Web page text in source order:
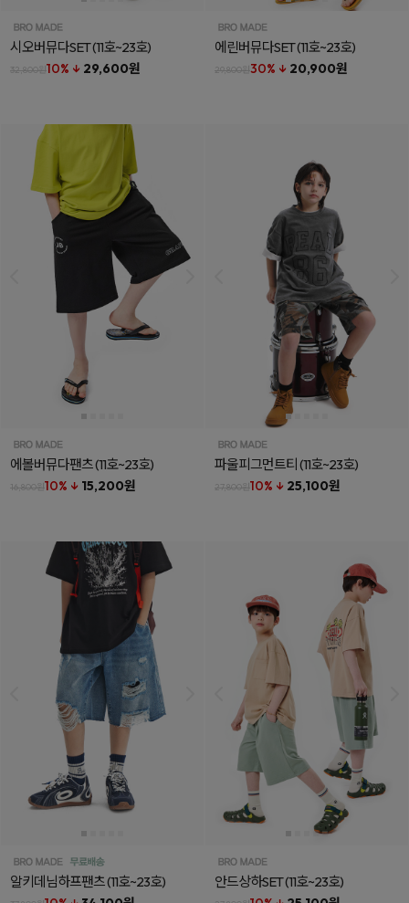
시오버뮤다SET(11호~23호)
32,800원10% ↓ 29,600원
에린버뮤다SET(11호~23호)
29,800원30% ↓ 20,900원
에볼버뮤다팬츠(11호~23호)
16,800원10% ↓ 15,200원
파울피그먼트티(11호~23호)
27,800원10% ↓ 25,100원
알키데님하프팬츠(11호~23호) 안드상하SET(11호~23호)